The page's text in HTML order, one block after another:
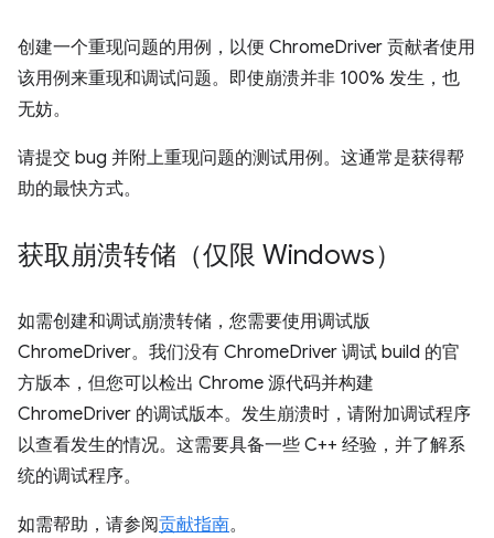
创建一个重现问题的用例，以便 ChromeDriver 贡献者使用
该用例来重现和调试问题。即使崩溃并非 100% 发生，也
无妨。
请提交 bug 并附上重现问题的测试用例。这通常是获得帮
助的最快方式。
获取崩溃转储（仅限 Windows）
如需创建和调试崩溃转储，您需要使用调试版
ChromeDriver。我们没有 ChromeDriver 调试 build 的官
方版本，但您可以检出 Chrome 源代码并构建
ChromeDriver 的调试版本。发生崩溃时，请附加调试程序
以查看发生的情况。这需要具备一些 C++ 经验，并了解系
统的调试程序。
如需帮助，请参阅贡献指南。